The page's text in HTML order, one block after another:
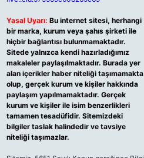
Yasal Uyarı: Bu internet sitesi, herhangi
bir marka, kurum veya şahıs şirketi ile
hiçbir bağlantısı bulunmamaktadır.
Sitede yalnızca kendi hazırladığımız
makaleler paylaşılmaktadır. Burada yer
alan içerikler haber niteliği taşımamakta
olup, gerçek kurum ve kişiler hakkında
paylaşım yapılmamaktadır. Gerçek
kurum ve kişiler ile isim benzerlikleri
tamamen tesadüfidir. Sitemizdeki
bilgiler taslak halindedir ve tavsiye
niteliği taşımazlar.